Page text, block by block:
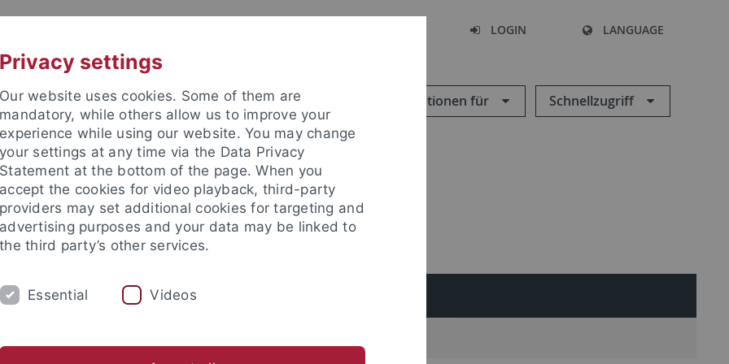
LOGIN LANGUAGE
Informationen für Schnellzugriff
FORSCHUNG
Privacy settings
Our website uses cookies. Some of them are
mandatory, while others allow us to improve your
experience while using our website. You may change
your settings at any time via the Data Privacy
Statement at the bottom of the page. When you
accept the cookies for video playback, third-party
providers may set additional cookies for targeting and
advertising purposes and your data may be linked to
the third party’s other services.
Essential Videos